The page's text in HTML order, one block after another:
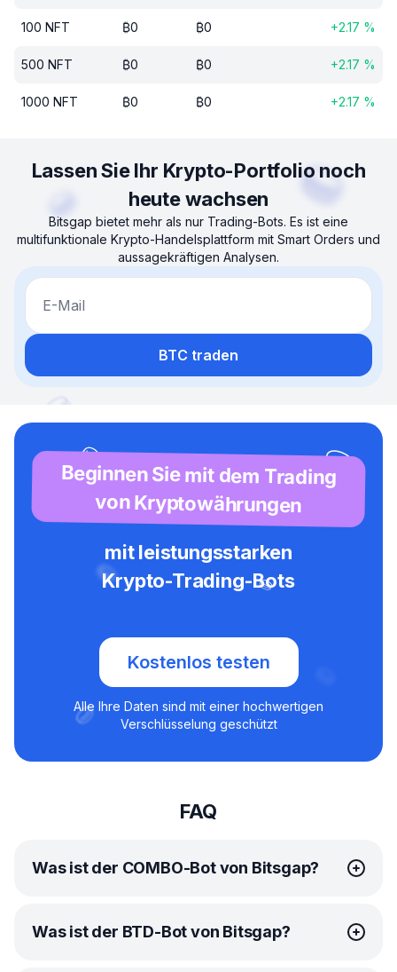
100 NFT ₿0 ₿0 +2.17 %
500 NFT ₿0 ₿0 +2.17 %
1000 NFT ₿0 ₿0 +2.17 %
Lassen Sie Ihr Krypto-Portfolio noch
heute wachsen
Bitsgap bietet mehr als nur Trading-Bots. Es ist eine
multifunktionale Krypto-Handelsplattform mit Smart Orders und
aussagekräftigen Analysen.
E-Mail
BTC traden
Beginnen Sie mit dem Trading
von Kryptowährungen
mit leistungsstarken
Krypto-Trading-Bots
Kostenlos testen
Alle Ihre Daten sind mit einer hochwertigen
Verschlüsselung geschützt
FAQ
Was ist der COMBO-Bot von Bitsgap?
Der COMBO-Botvon Bitsgap ist eine ausgeklügelte
automatisierte Handelslösung, die speziell für den
Was ist der BTD-Bot von Bitsgap?